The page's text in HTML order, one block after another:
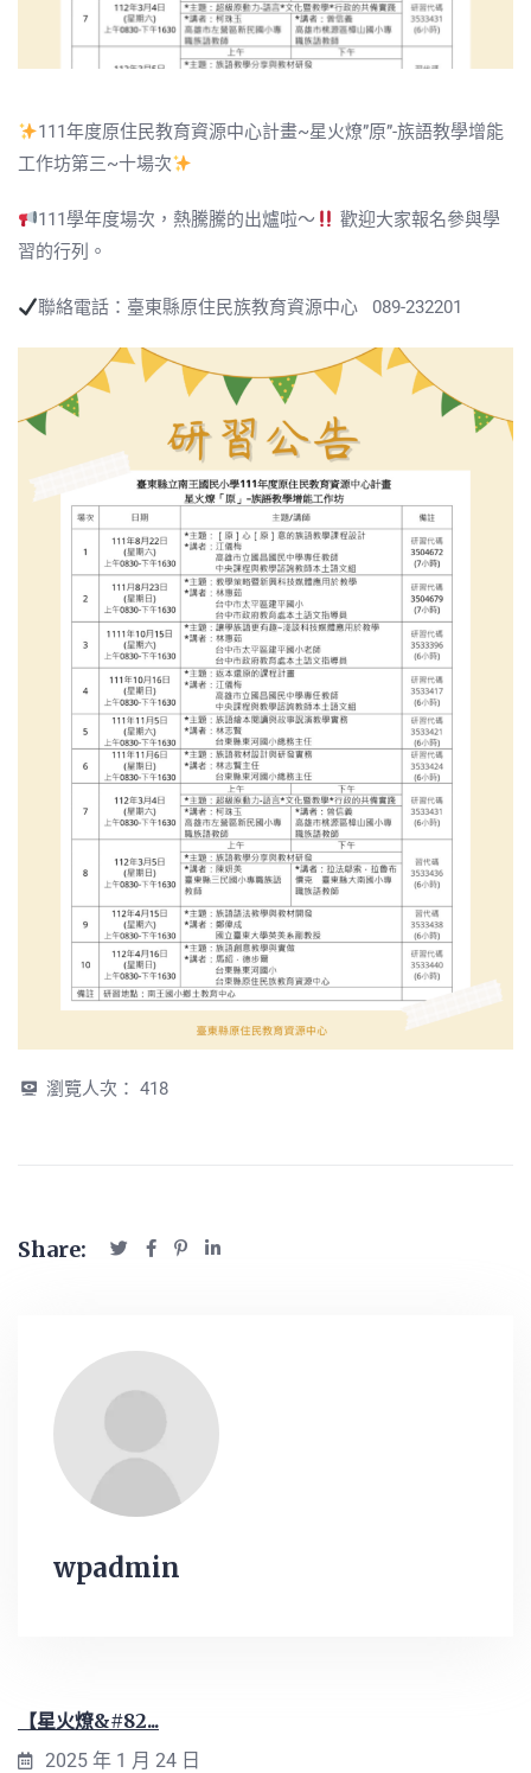
111年度原住民教育資源中心計畫~星火燎”原”-族語教學增能
工作坊第三~十場次
111學年度場次，熱騰騰的出爐啦～
歡迎大家報名參與學
習的行列。
聯絡電話：臺東縣原住民族教育資源中心 089-232201
瀏覽人次： 418
Share:
wpadmin
【星火燎&#82...
2025 年 1 月 24 日